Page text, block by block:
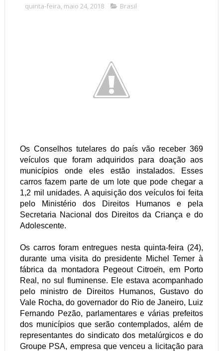
quinta-feira, maio 24, 2018 Brasil
Os Conselhos tutelares do país vão receber 369
veículos que foram adquiridos para doação aos
municípios onde eles estão instalados. Esses
carros fazem parte de um lote que pode chegar a
1,2 mil unidades. A aquisição dos veículos foi feita
pelo Ministério dos Direitos Humanos e pela
Secretaria Nacional dos Direitos da Criança e do
Adolescente.
Os carros foram entregues nesta quinta-feira (24),
durante uma visita do presidente Michel Temer à
fábrica da montadora Pegeout Citroen, em Porto
Real, no sul fluminense. Ele estava acompanhado
pelo ministro de Direitos Humanos, Gustavo do
Vale Rocha, do governador do Rio de Janeiro, Luiz
Fernando Pezão, parlamentares e várias prefeitos
dos municípios que serão contemplados, além de
representantes do sindicato dos metalúrgicos e do
Groupe PSA, empresa que venceu a licitação para